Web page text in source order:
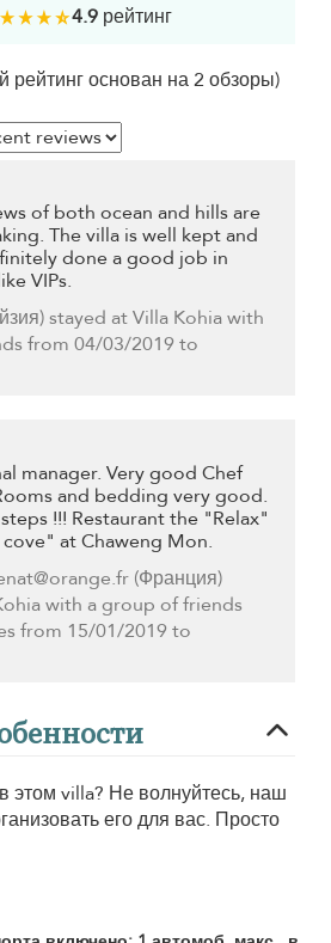
4.9рейтинг
рейтинг основан на 2 обзоры)
of both ocean and hills are
The villa is well kept and
done a good job in
VIPs.
stayed at Villa Kohia with
from 04/03/2019 to
manager. Very good Chef
and bedding very good.
!!! Restaurant the "Relax"
at Chaweng Mon.
(Франция)
with a group of friends
from 15/01/2019 to
этом villa? Не волнуйтесь, наш
его для вас. Просто